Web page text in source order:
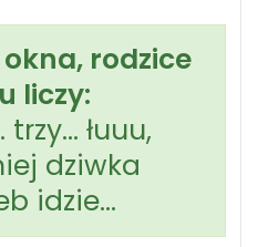
rodzice
liczy:
łuuu,
dziwka
idzie…